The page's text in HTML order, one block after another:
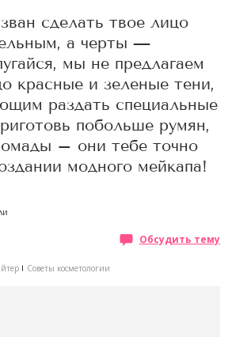
сделать твое лицо
а черты —
мы не предлагаем
красные и зеленые тени,
раздать специальные
побольше румян,
– они тебе точно
модного мейкапа!
Обсудить тему
Советы косметологии